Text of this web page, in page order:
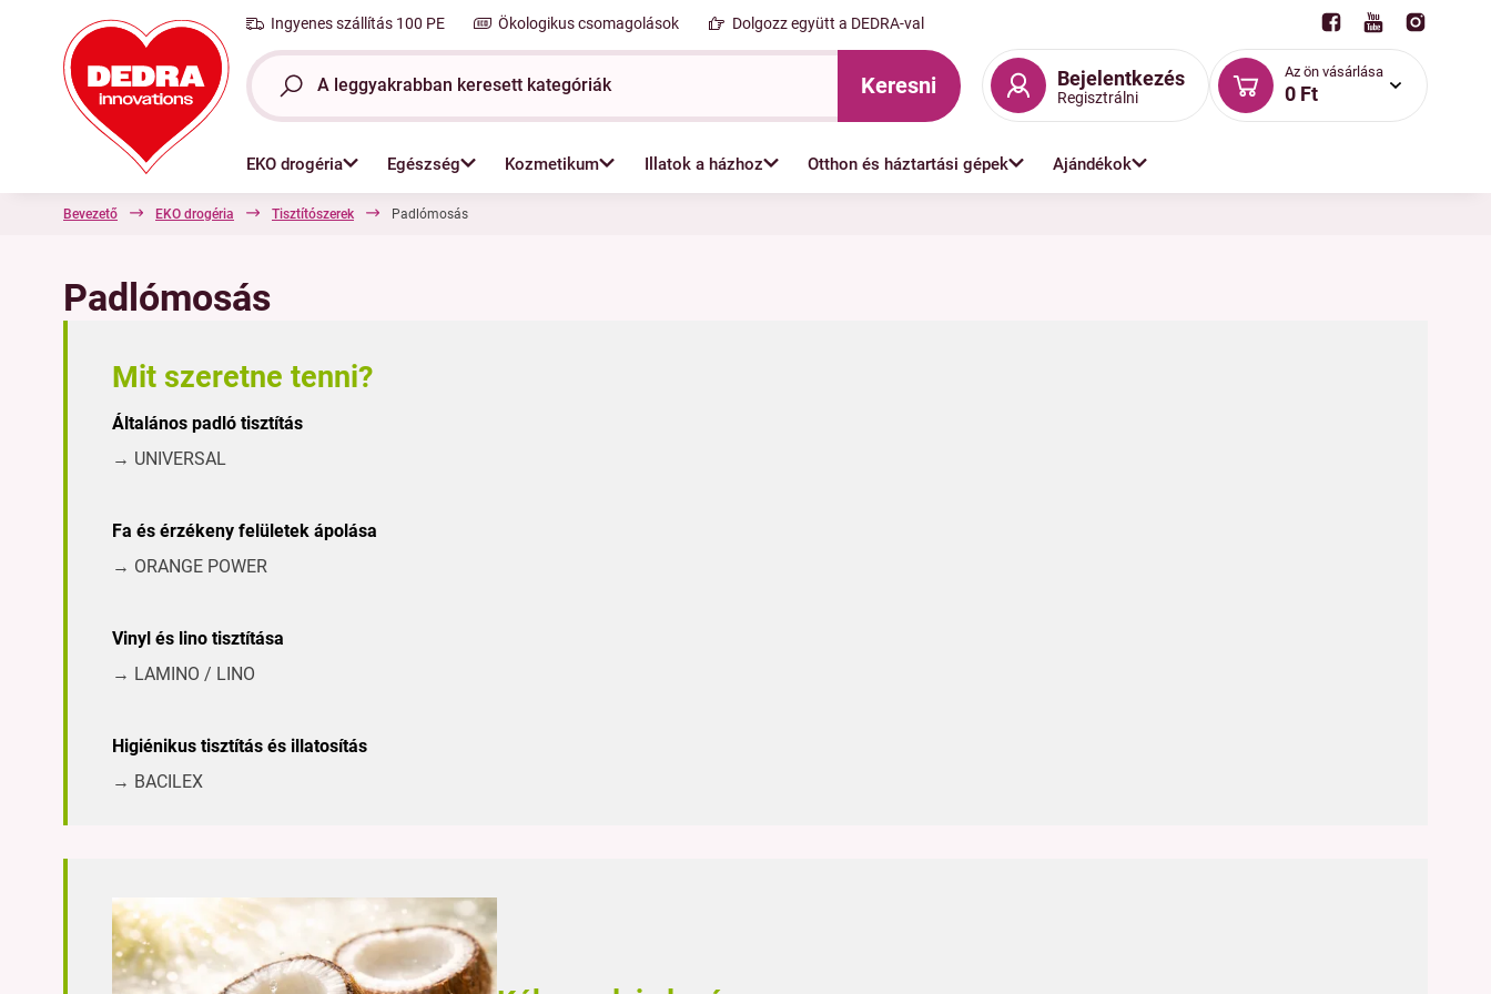
Ingyenes szállítás 100 PE Ökologikus csomagolások Dolgozz együtt a DEDRA-val
Keresni Bejelentkezés
Regisztrálni
Az ön vásárlása
0 Ft
EKO drogéria Egészség Kozmetikum Illatok a házhoz Otthon és háztartási gépek Ajándékok
Bevezető EKO drogéria Tisztítószerek Padlómosás
Padlómosás
Mit szeretne tenni?
Általános padló tisztítás
→ UNIVERSAL
Fa és érzékeny felületek ápolása
→ ORANGE POWER
Vinyl és lino tisztítása
→ LAMINO / LINO
Higiénikus tisztítás és illatosítás
→ BACILEX